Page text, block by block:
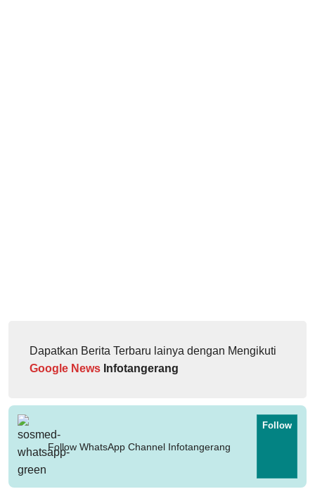
Dapatkan Berita Terbaru lainya dengan Mengikuti
Google News Infotangerang
Follow WhatsApp Channel Infotangerang
Follow